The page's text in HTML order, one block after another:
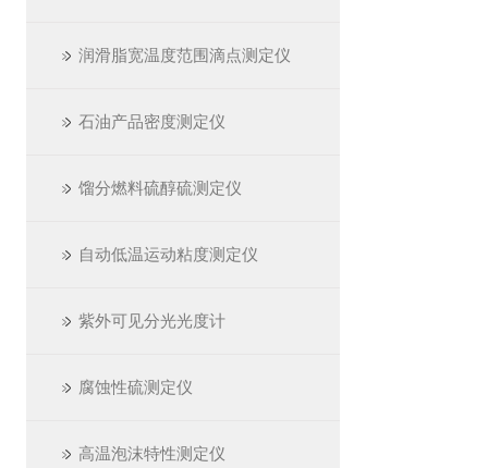
润滑脂宽温度范围滴点测定仪
石油产品密度测定仪
馏分燃料硫醇硫测定仪
自动低温运动粘度测定仪
紫外可见分光光度计
腐蚀性硫测定仪
高温泡沫特性测定仪